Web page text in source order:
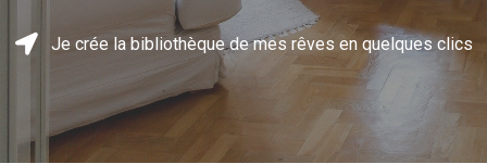
Je crée la bibliothèque de mes rêves en quelques clics